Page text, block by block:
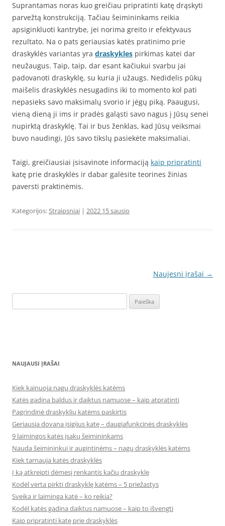
Suprantamas noras kuo greičiau pripratinti katę drąskyti
parvežtą konstrukciją. Tačiau šeimininkams reikia
apsiginkluoti kantrybe, jei norima greito ir efektyvaus
rezultato. Na o pats geriausias katės pratinimo prie
draskyklės variantas yra draskykles pirkimas katei dar
neužaugus. Taip, taip, dar esant kačiukui svarbu jai
padovanoti draskyklę, su kuria ji užaugs. Nedidelis pūkų
maišelis draskyklės nesugadins iki to momento kol pati
nepasieks savo maksimalų svorio ir jėgų piką. Paaugusi,
vieną dieną ji ims ir pradės galąsti savo nagus į Jūsų senei
nupirktą draskyklę. Tai ir bus ženklas, kad Jūsų veiksmai
buvo naudingi, Jūs savo tikslų pasiekėte maksimaliai.
Taigi, greičiausiai įsisavinote informaciją kaip pripratinti
katę prie draskyklės ir dabar galėsite teorines žinias
paversti praktinėmis.
Kategorijos:Straipsniai | 2022 15 sausio
Naujesni įrašai →
NAUJAUSI ĮRAŠAI
Kiek kainuoja nagų draskyklės katėms
Katės gadina baldus ir daiktus namuose – kaip atpratinti
Pagrindinė draskyklių katėms paskirtis
Geriausia dovana įsigijus katę – daugiafunkcinės draskyklės
9 laimingos katės įsakų šeimininkams
Nauda šeimininkui ir augintinėms – nagų draskyklės katėms
Kiek tarnauja katės draskyklės
Į ką atkreipti dėmesį renkantis kačių draskyklę
Kodėl verta pirkti draskyklę katėms – 5 priežastys
Sveika ir laiminga katė – ko reikia?
Kodėl katės gadina daiktus namuose – kaip to išvengti
Kaip pripratinti katę prie draskyklės